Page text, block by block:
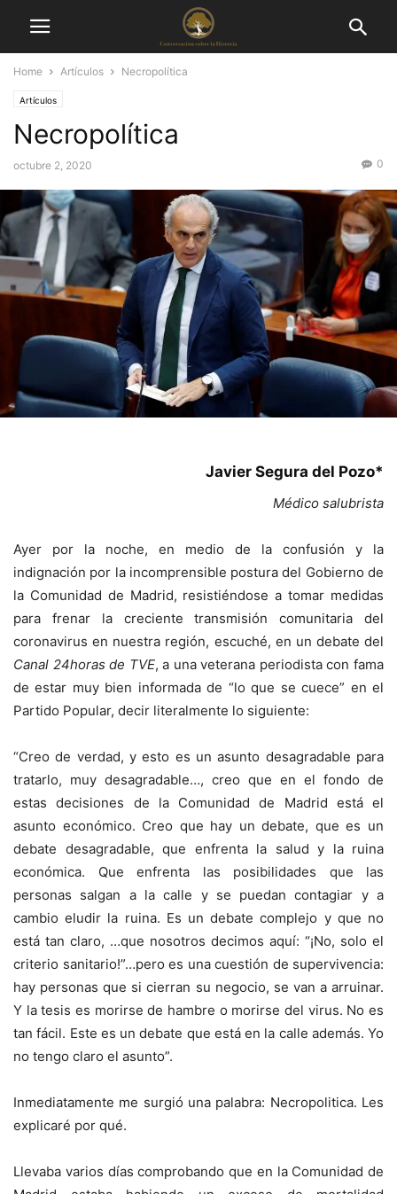
Home Artículos Necropolítica
Artículos
Necropolítica
octubre 2, 2020 0
Javier Segura del Pozo*
Médico salubrista
Ayer por la noche, en medio de la confusión y la
indignación por la incomprensible postura del Gobierno de
la Comunidad de Madrid, resistiéndose a tomar medidas
para frenar la creciente transmisión comunitaria del
coronavirus en nuestra región, escuché, en un debate del
Canal 24horas de TVE, a una veterana periodista con fama
de estar muy bien informada de “lo que se cuece” en el
Partido Popular, decir literalmente lo siguiente:
“Creo de verdad, y esto es un asunto desagradable para
tratarlo, muy desagradable…, creo que en el fondo de
estas decisiones de la Comunidad de Madrid está el
asunto económico. Creo que hay un debate, que es un
debate desagradable, que enfrenta la salud y la ruina
económica. Que enfrenta las posibilidades que las
personas salgan a la calle y se puedan contagiar y a
cambio eludir la ruina. Es un debate complejo y que no
está tan claro, …que nosotros decimos aquí: “¡No, solo el
criterio sanitario!”…pero es una cuestión de supervivencia:
hay personas que si cierran su negocio, se van a arruinar.
Y la tesis es morirse de hambre o morirse del virus. No es
tan fácil. Este es un debate que está en la calle además. Yo
no tengo claro el asunto”.
Inmediatamente me surgió una palabra: Necropolitica. Les
explicaré por qué.
Llevaba varios días comprobando que en la Comunidad de